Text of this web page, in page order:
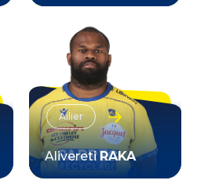
VOIR LA FICHE
Ailier
AliveretiRAKA